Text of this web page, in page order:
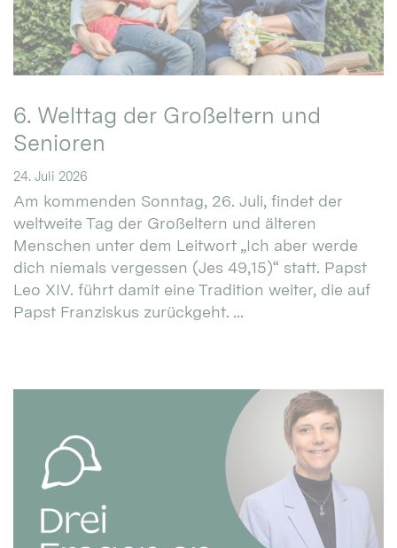
6. Welttag der Großeltern und
Senioren
24. Juli 2026
Am kommenden Sonntag, 26. Juli, findet der
weltweite Tag der Großeltern und älteren
Menschen unter dem Leitwort „Ich aber werde
dich niemals vergessen (Jes 49,15)“ statt. Papst
Leo XIV. führt damit eine Tradition weiter, die auf
Papst Franziskus zurückgeht. ...